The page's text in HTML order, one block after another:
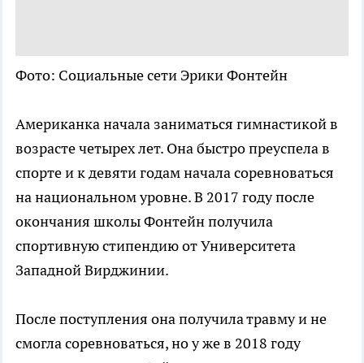
Фото: Социальные сети Эрики Фонтейн
Американка начала заниматься гимнастикой в
возрасте четырех лет. Она быстро преуспела в
спорте и к девяти годам начала соревноваться
на национальном уровне. В 2017 году после
окончания школы Фонтейн получила
спортивную стипендию от Университета
Западной Вирджинии.
После поступления она получила травму и не
смогла соревноваться, но у же в 2018 году